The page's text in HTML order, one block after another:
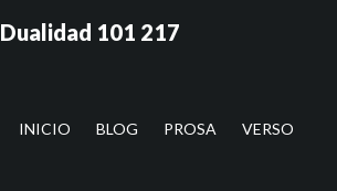
Dualidad 101 217
INICIO BLOG PROSA VERSO